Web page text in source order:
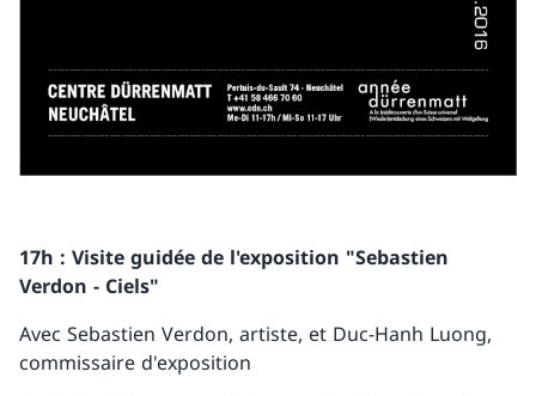
17h : Visite guidée de l'exposition "Sebastien
Verdon - Ciels"
Avec Sebastien Verdon, artiste, et Duc-Hanh Luong,
commissaire d'exposition